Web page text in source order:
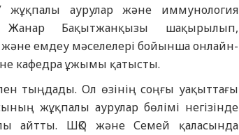
жұқпалы аурулар және иммунология
Жанар Бақытжанқызы шақырылып,
емдеу мәселелері бойынша онлайн-
кафедра ұжымы қатысты.
тыңдады. Ол өзінің соңғы уақыттағы
жұқпалы аурулар бөлімі негізінде
айтты. ШҚО және Семей қаласында